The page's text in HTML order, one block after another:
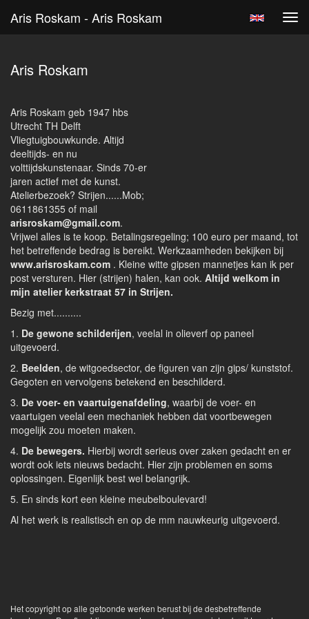
Aris Roskam - Aris Roskam
Aris Roskam
Aris Roskam geb 1947 hbs
Utrecht TH Delft
Vliegtuigbouwkunde. Altijd
deeltijds- en nu
volttijdskunstenaar. Sinds 70-er
jaren actief met de kunst.
Atelierbezoek? Strijen......Mob;
0611861355 of mail
arisroskam@gmail.com.
Vrijwel alles is te koop. Betalingsregeling; 100 euro per maand, tot
het betreffende bedrag is bereikt. Werkzaamheden bekijken bij
www.arisroskam.com . Kleine witte gipsen mannetjes kan ik per
post versturen. Hier (strijen) halen, kan ook. Altijd welkom in
mijn atelier kerkstraat 57 in Strijen.
Bezig met..........
1. De gewone schilderijen, veelal in olieverf op paneel
uitgevoerd.
2. Beelden, de witgoedsector, de figuren van zijn gips/ kunststof.
Gegoten en vervolgens betekend en beschilderd.
3. De voer- en vaartuigenafdeling, waarbij de voer- en
vaartuigen veelal een mechaniek hebben dat voortbewegen
mogelijk zou moeten maken.
4. De bewegers. Hierbij wordt serieus over zaken gedacht en er
wordt ook iets nieuws bedacht. Hier zijn problemen en soms
oplossingen. Eigenlijk best wel belangrijk.
5. En sinds kort een kleine meubelboulevard!
Al het werk is realistisch en op de mm nauwkeurig uitgevoerd.
Het copyright op alle getoonde werken berust bij de desbetreffende